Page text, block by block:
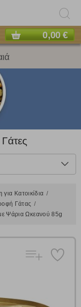
0,00 €
Κατοικίδια
Γάτας
Ψάρια Ωκεανού 85g